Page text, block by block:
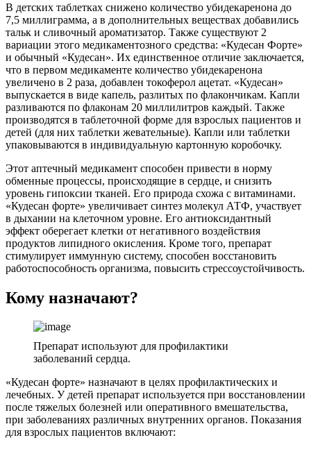
В детских таблетках снижено количество убидекаренона до
7,5 миллиграмма, а в дополнительных веществах добавились
тальк и сливочный ароматизатор. Также существуют 2
вариации этого медикаментозного средства: «Кудесан Форте»
и обычный «Кудесан». Их единственное отличие заключается,
что в первом медикаменте количество убидекаренона
увеличено в 2 раза, добавлен токоферол ацетат. «Кудесан»
выпускается в виде капель, разлитых по флакончикам. Капли
разливаются по флаконам 20 миллилитров каждый. Также
производятся в таблеточной форме для взрослых пациентов и
детей (для них таблетки жевательные). Капли или таблетки
упаковываются в индивидуальную картонную коробочку.
Этот аптечный медикамент способен привести в норму
обменные процессы, происходящие в сердце, и снизить
уровень гипоксии тканей. Его природа схожа с витаминами.
«Кудесан форте» увеличивает синтез молекул АТФ, участвует
в дыхании на клеточном уровне. Его антиоксидантный
эффект оберегает клетки от негативного воздействия
продуктов липидного окисления. Кроме того, препарат
стимулирует иммунную систему, способен восстановить
работоспособность организма, повысить стрессоустойчивость.
Кому назначают?
Препарат используют для профилактики
заболеваний сердца.
«Кудесан форте» назначают в целях профилактических и
лечебных. У детей препарат используется при восстановлении
после тяжелых болезней или оперативного вмешательства,
при заболеваниях различных внутренних органов. Показания
для взрослых пациентов включают: